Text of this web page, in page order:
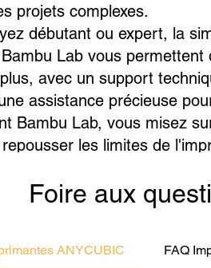
projets complexes.
débutant ou expert, la
Lab vous
avec un support
assistance précieuse
Bambu Lab, vous misez
les limites de
Foire aux
ANYCUBIC FAQ